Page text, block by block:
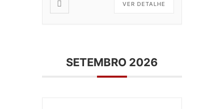
VER DETALHE
SETEMBRO 2026